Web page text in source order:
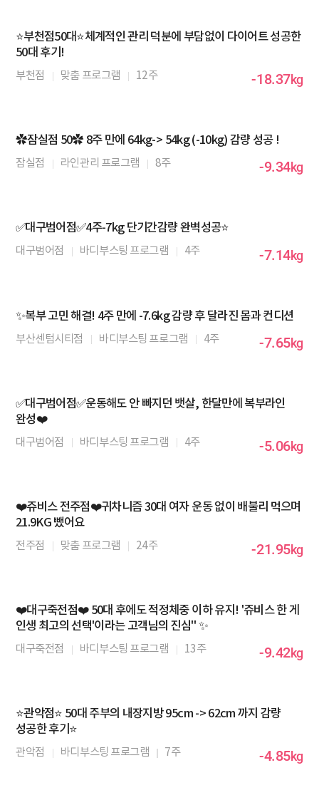
⭐부천점50대⭐체계적인 관리 덕분에 부담없이 다이어트 성공한
50대 후기!
부천점 맞춤 프로그램 12주 -18.37kg
✿잠실점 50✿ 8주 만에 64kg-> 54kg (-10kg) 감량 성공 !
잠실점 라인관리 프로그램 8주 -9.34kg
✅대구범어점✅4주-7kg 단기간감량 완벽성공⭐
대구범어점 바디부스팅 프로그램 4주 -7.14kg
✨복부 고민 해결! 4주 만에 -7.6kg 감량 후 달라진 몸과 컨디션
부산센텀시티점 바디부스팅 프로그램 4주 -7.65kg
✅대구범어점✅운동해도 안 빠지던 뱃살, 한달만에 복부라인
완성❤️
대구범어점 바디부스팅 프로그램 4주 -5.06kg
❤️쥬비스 전주점❤️귀차니즘 30대 여자 운동 없이 배불리 먹으며
21.9KG 뺐어요
전주점 맞춤 프로그램 24주 -21.95kg
❤️대구죽전점❤️ 50대 후에도 적정체중 이하 유지! '쥬비스 한 게
인생 최고의 선택'이라는 고객님의 진심" ✨
대구죽전점 바디부스팅 프로그램 13주 -9.42kg
⭐관악점⭐ 50대 주부의 내장지방 95cm -> 62cm 까지 감량
성공한 후기⭐
관악점 바디부스팅 프로그램 7주 -4.85kg